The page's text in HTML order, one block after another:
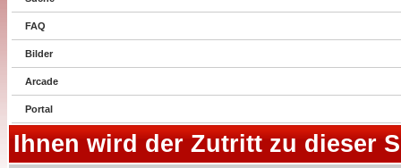
FAQ
Bilder
Arcade
Portal
Ihnen wird der Zutritt zu dieser